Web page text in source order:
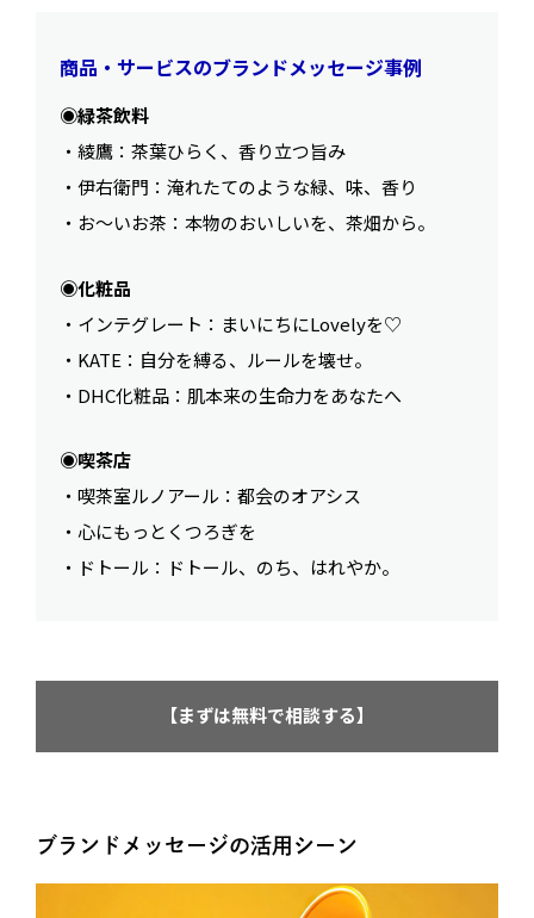
商品・サービスのブランドメッセージ事例
◉緑茶飲料
・綾鷹：茶葉ひらく、香り立つ旨み
・伊右衛門：淹れたてのような緑、味、香り
・お〜いお茶：本物のおいしいを、茶畑から。
◉化粧品
・インテグレート：まいにちにLovelyを♡
・KATE：自分を縛る、ルールを壊せ。
・DHC化粧品：肌本来の生命力をあなたへ
◉喫茶店
・喫茶室ルノアール：都会のオアシス
・心にもっとくつろぎを
・ドトール：ドトール、のち、はれやか。
【まずは無料で相談する】
ブランドメッセージの活用シーン